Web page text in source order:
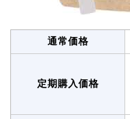
通常価格
定期購入価格